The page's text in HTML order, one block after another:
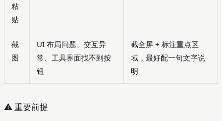
粘
贴
截
图
UI 布局问题、交互异
常、工具界面找不到按
钮
截全屏 + 标注重点区
域，最好配一句文字说
明
⚠️ 重要前提